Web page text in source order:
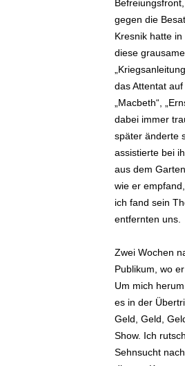
gegen die
Kresnik hatte
diese
das Attentat auf
„Macbeth“,
dabei immer
später änderte
assistierte bei
aus dem
wie er
ich fand sein
entfernten uns.
Zwei Wochen
Publikum, wo
Um mich
es in der
Geld, Geld,
Show. Ich
Sehnsucht